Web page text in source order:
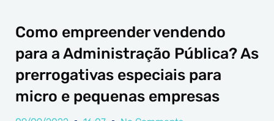
Como empreender vendendo
para a Administração Pública? As
prerrogativas especiais para
micro e pequenas empresas